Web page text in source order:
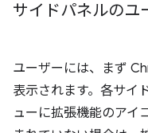
サイドパネルのユ
ユーザーには、まず
表示されます。各サイ
ューに拡張機能のアイ